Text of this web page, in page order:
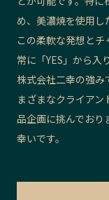
め、美濃焼を使用し
この柔軟な発想と
常に「YES」から入
株式会社二幸の強み
まざまなクライア
品企画に挑んでおり
幸いです。